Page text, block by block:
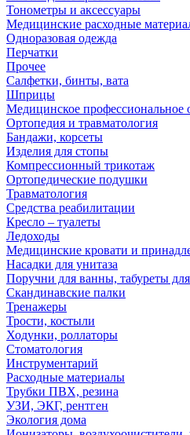
Тонометры и аксессуары
Медицинские расходные
Одноразовая одежда
Перчатки
Прочее
Салфетки, бинты, вата
Шприцы
Медицинское профессиональное
Ортопедия и травматология
Бандажи, корсеты
Изделия для стопы
Компрессионный трикотаж
Ортопедические подушки
Травматология
Средства реабилитации
Кресло – туалеты
Ледоходы
Медицинские кровати и
Насадки для унитаза
Поручни для ванны, табуреты
Скандинавские палки
Тренажеры
Трости, костыли
Ходунки, роллаторы
Стоматология
Инструментарий
Расходные материалы
Трубки ПВХ, резина
УЗИ, ЭКГ, рентген
Экология дома